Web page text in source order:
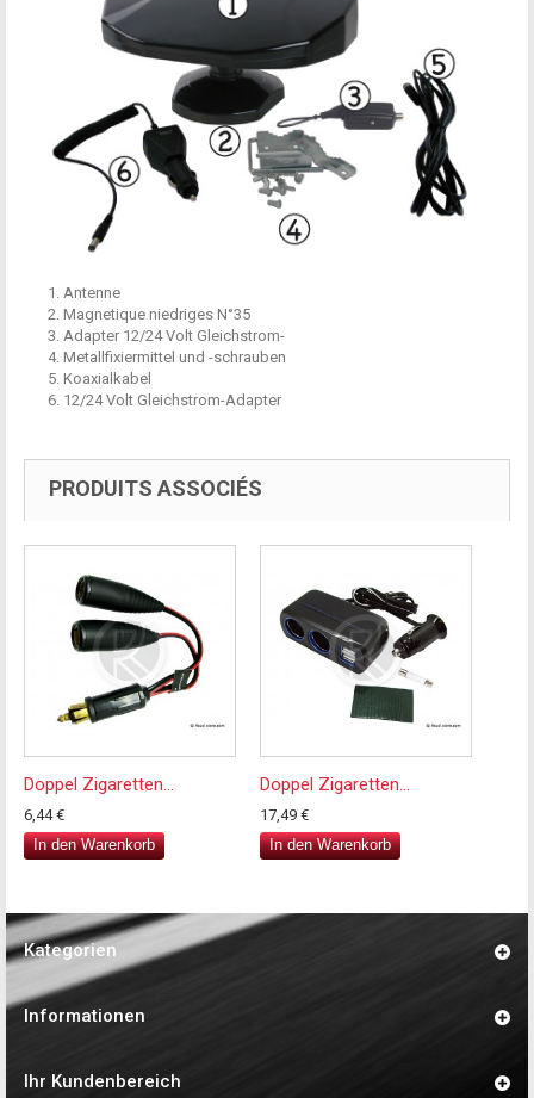
1. Antenne
2. Magnetique niedriges N°35
3. Adapter 12/24 Volt Gleichstrom-
4. Metallfixiermittel und -schrauben
5. Koaxialkabel
6. 12/24 Volt Gleichstrom-Adapter
PRODUITS ASSOCIÉS
Doppel Zigaretten...
6,44 €
In den Warenkorb
Doppel Zigaretten...
17,49 €
In den Warenkorb
Kategorien
Informationen
Ihr Kundenbereich